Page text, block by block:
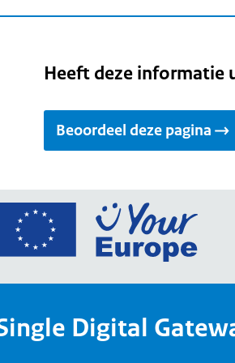
Heeft deze informatie
Beoordeel deze pagina
Ga
Your
Digital